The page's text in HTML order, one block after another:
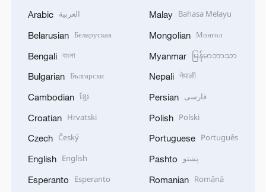
Arabic العربية
Belarusian Беларуская
Bengali বাংলা
Bulgarian Български
Cambodian ខ្មែរ
Croatian Hrvatski
Czech Český
English English
Esperanto Esperanto
Malay Bahasa Melayu
Mongolian Монгол
Myanmar မြန်မာဘာသာ
Nepali नेपाली
Persian فارسی
Polish Polski
Portuguese Português
Pashto پښتو
Romanian Română